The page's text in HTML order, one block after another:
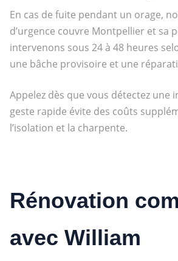
En cas de fuite pendant un orage,
d’urgence couvre Montpellier et sa
intervenons sous 24 à 48 heures
une bâche provisoire et une
Appelez dès que vous détectez une
geste rapide évite des coûts
l’isolation et la charpente.
Rénovation
avec William